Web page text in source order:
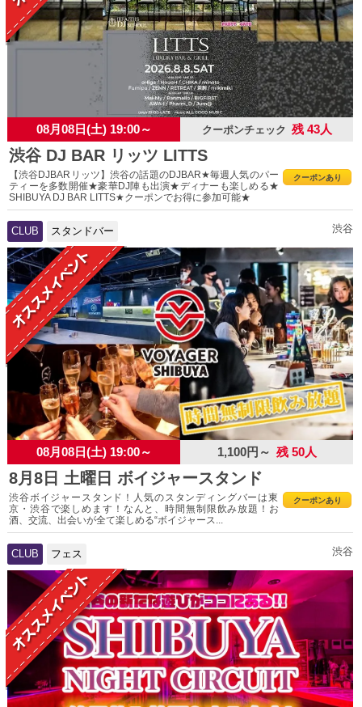
08月08日(土) 19:00～ クーポンチェック 残 43人
渋谷 DJ BAR リッツ LITTS
クーポンあり
【渋谷DJBARリッツ】渋谷の話題のDJBAR★毎週人気のパー
ティーを多数開催★豪華DJ陣も出演★ディナーも楽しめる★
SHIBUYA DJ BAR LITTS★クーポンでお得に参加可能★
CLUB スタンドバー 渋谷
08月08日(土) 19:00～ 1,100円～ 残 50人
8月8日 土曜日 ボイジャースタンド
クーポンあり
渋谷ボイジャースタンド！人気のスタンディングバーは東
京・渋谷で楽しめます！なんと、時間無制限飲み放題！お
酒、交流、出会いが全て楽しめる“ボイジャース...
CLUB フェス 渋谷